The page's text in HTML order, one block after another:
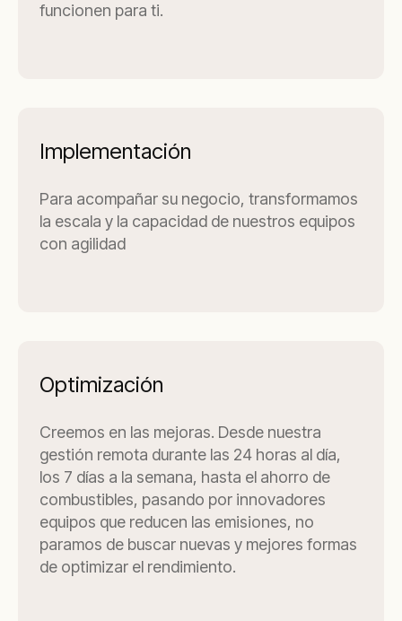
funcionen para ti.
Implementación
Para acompañar su negocio, transformamos
la escala y la capacidad de nuestros equipos
con agilidad
Optimización
Creemos en las mejoras. Desde nuestra
gestión remota durante las 24 horas al día,
los 7 días a la semana, hasta el ahorro de
combustibles, pasando por innovadores
equipos que reducen las emisiones, no
paramos de buscar nuevas y mejores formas
de optimizar el rendimiento.